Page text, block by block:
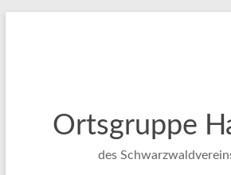
Ortsgruppe
des